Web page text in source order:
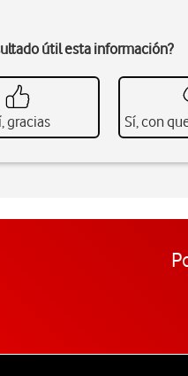
útil esta información?
gracias Sí, con